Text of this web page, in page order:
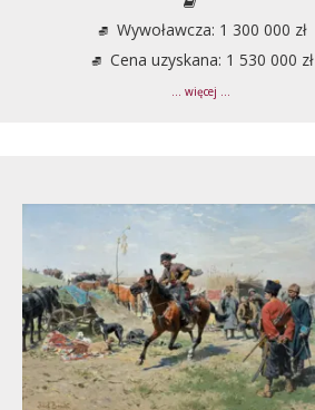
Wywoławcza: 1 300 000 zł
Cena uzyskana: 1 530 000 zł
... więcej ...